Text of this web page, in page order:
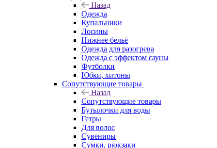
Назад
Одежда
Купальники
Лосины
Нижнее бельё
Одежда для разогрева
Одежда с эффектом сауны
Футболки
Юбки, хитоны
Сопутствующие товары
Назад
Сопутствующие товары
Бутылочки для воды
Гетры
Для волос
Сувениры
Сумки, рюкзаки